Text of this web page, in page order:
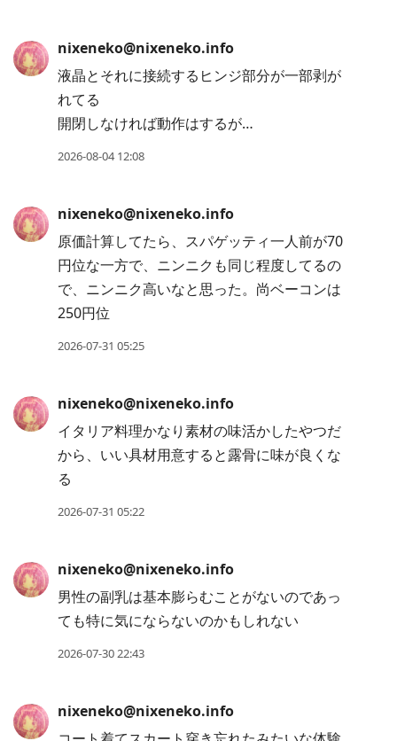
nixeneko@nixeneko.info
液晶とそれに接続するヒンジ部分が一部剥が
れてる
開閉しなければ動作はするが…
2026-08-04 12:08
nixeneko@nixeneko.info
原価計算してたら、スパゲッティ一人前が70
円位な一方で、ニンニクも同じ程度してるの
で、ニンニク高いなと思った。尚ベーコンは
250円位
2026-07-31 05:25
nixeneko@nixeneko.info
イタリア料理かなり素材の味活かしたやつだ
から、いい具材用意すると露骨に味が良くな
る
2026-07-31 05:22
nixeneko@nixeneko.info
男性の副乳は基本膨らむことがないのであっ
ても特に気にならないのかもしれない
2026-07-30 22:43
nixeneko@nixeneko.info